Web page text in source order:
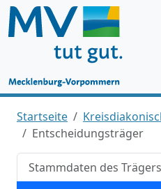
Startseite
Entscheidungsträger
Stammdaten des Trägers